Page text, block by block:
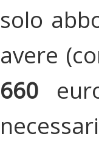
solo
avere
660